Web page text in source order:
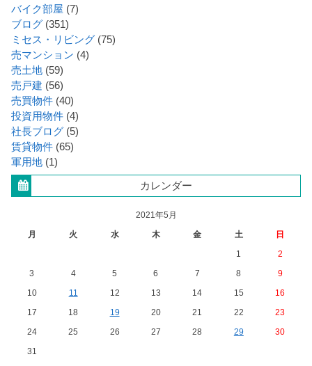
バイク部屋 (7)
ブログ (351)
ミセス・リビング (75)
売マンション (4)
売土地 (59)
売戸建 (56)
売買物件 (40)
投資用物件 (4)
社長ブログ (5)
賃貸物件 (65)
軍用地 (1)
カレンダー
2021年5月
月
火 水 木 金 土
日
1
2
3
4 5 6 7 8
9
10
11 12 13 14 15
16
17
18 19 20 21 22
23
24
25 26 27 28 29
30
31